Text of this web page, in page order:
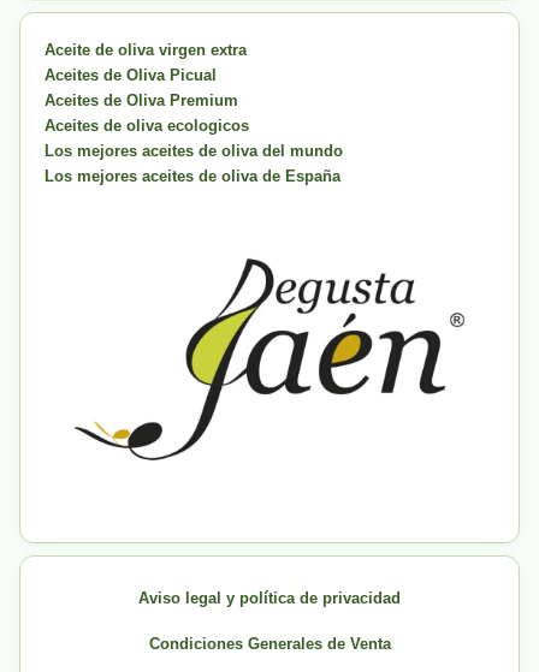
Aceite de oliva virgen extra
Aceites de Oliva Picual
Aceites de Oliva Premium
Aceites de oliva ecologicos
Los mejores aceites de oliva del mundo
Los mejores aceites de oliva de España
Aviso legal y política de privacidad
Condiciones Generales de Venta